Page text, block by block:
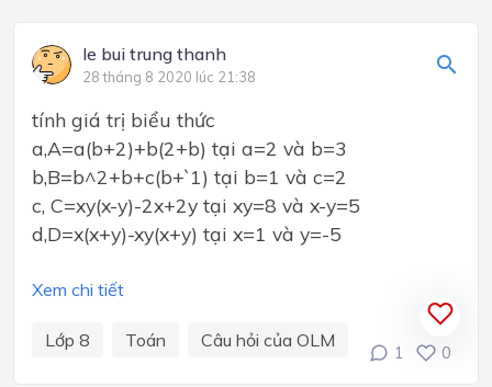
le bui trung thanh
28 tháng 8 2020 lúc 21:38
tính giá trị biểu thức
a,A=a(b+2)+b(2+b) tại a=2 và b=3
b,B=b^2+b+c(b+`1) tại b=1 và c=2
c, C=xy(x-y)-2x+2y tại xy=8 và x-y=5
d,D=x(x+y)-xy(x+y) tại x=1 và y=-5
Xem chi tiết
Lớp 8 Toán Câu hỏi của OLM
1 0